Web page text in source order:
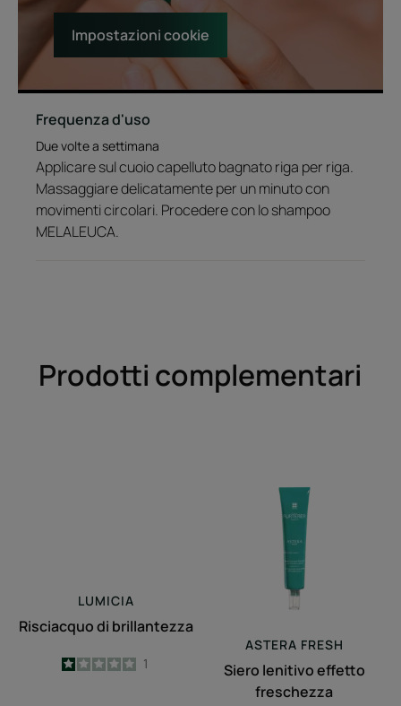
Impostazioni cookie
Frequenza d'uso
Due volte a settimana
Applicare sul cuoio capelluto bagnato riga per riga.
Massaggiare delicatamente per un minuto con
movimenti circolari. Procedere con lo shampoo
MELALEUCA.
Prodotti complementari
LUMICIA
Risciacquo di brillantezza
1/51
effetto
freschezza
ASTERA FRESH
Siero lenitivo effetto
freschezza